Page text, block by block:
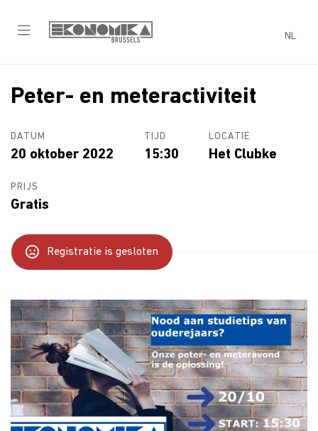
NL
Peter- en meteractiviteit
DATUM
20 oktober 2022
TIJD
15:30
LOCATIE
Het Clubke
PRIJS
Gratis
Registratie is gesloten